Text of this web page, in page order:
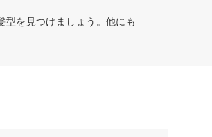
を見つけましょう。他にも